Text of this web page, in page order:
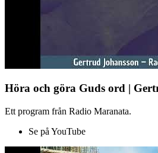
Höra och göra Guds ord |
Ett program från Radio Maranata.
Se på YouTube